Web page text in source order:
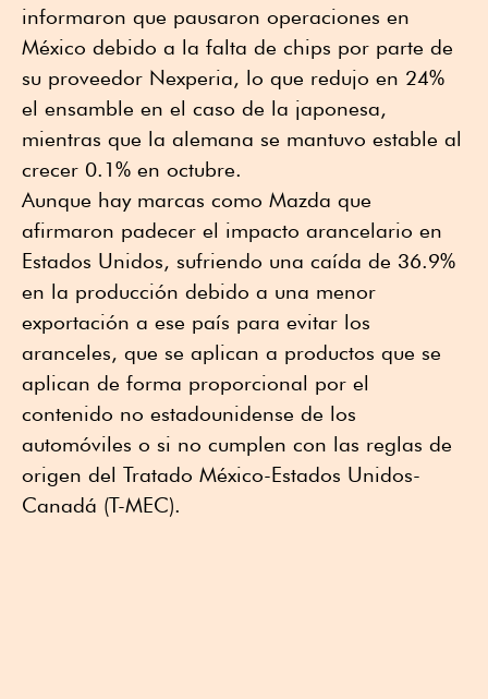
informaron que pausaron operaciones en
México debido a la falta de chips por parte de
su proveedor Nexperia, lo que redujo en 24%
el ensamble en el caso de la japonesa,
mientras que la alemana se mantuvo estable al
crecer 0.1% en octubre.
Aunque hay marcas como Mazda que
afirmaron padecer el impacto arancelario en
Estados Unidos, sufriendo una caída de 36.9%
en la producción debido a una menor
exportación a ese país para evitar los
aranceles, que se aplican a productos que se
aplican de forma proporcional por el
contenido no estadounidense de los
automóviles o si no cumplen con las reglas de
origen del Tratado México-Estados Unidos-
Canadá (T-MEC).